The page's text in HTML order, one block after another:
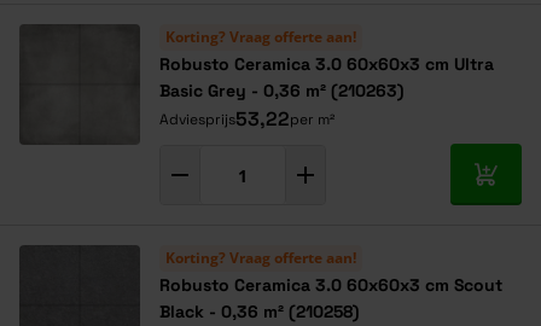
Korting? Vraag offerte aan!
Robusto Ceramica 3.0 60x60x3 cm Ultra
Basic Grey - 0,36 m² (210263)
Adviesprijs53,22per m²
In
Korting? Vraag offerte aan!
Robusto Ceramica 3.0 60x60x3 cm Scout
Black - 0,36 m² (210258)